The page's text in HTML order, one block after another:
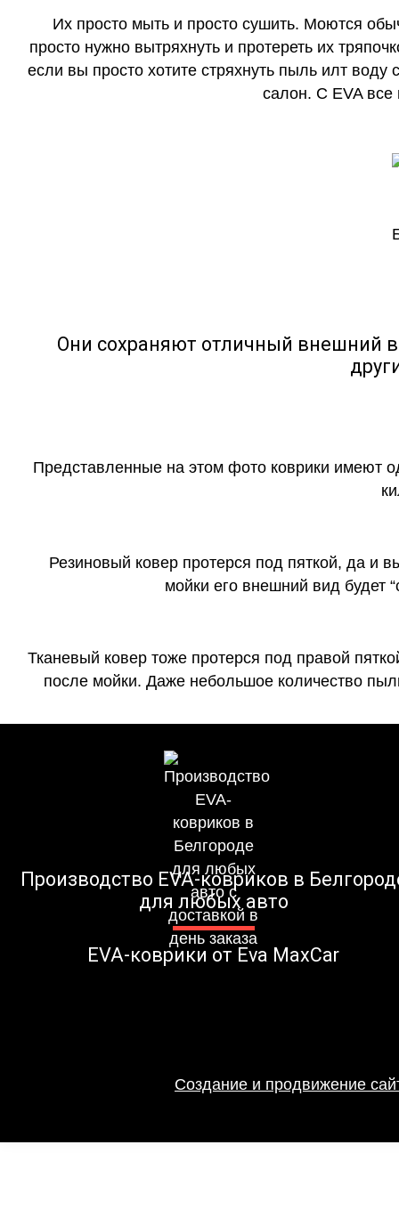
Их просто мыть и просто сушить. Моются
просто нужно вытряхнуть и протереть их
если вы просто хотите стряхнуть пыль илт воду
салон. С EVA все
Они сохраняют отличный внешний
Представленные на этом фото коврики имеют
Резиновый ковер протерся под пяткой, да и
мойки его внешний вид будет
Тканевый ковер тоже протерся под правой
после мойки. Даже небольшое количество
Производство EVA-ковриков в
для любых авто
EVA-коврики от Eva MaxCar
Создание и продвижение